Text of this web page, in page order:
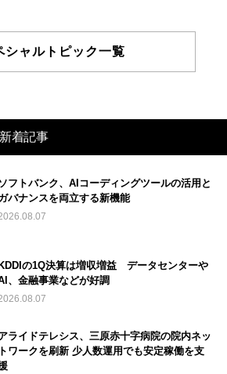
シャルトピック一覧
新着記事
フトバンク、AIコーディングツールの活用と
バナンスを両立する新機能
KDDIの1Q決算は増収増益 データセンターや
、金融事業などが好調
ライドテレシス、三原赤十字病院の院内ネッ
トワークを刷新 少人数運用でも安定稼働を支